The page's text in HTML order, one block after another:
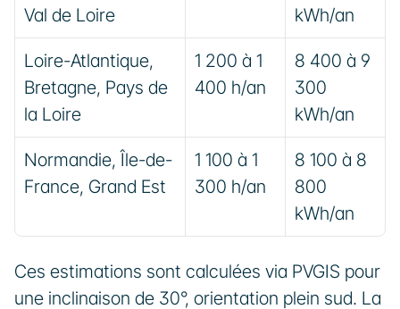
Val de Loire
kWh/an
Loire-Atlantique,
Bretagne, Pays de
la Loire
1 200 à 1
400 h/an
8 400 à 9
300
kWh/an
Normandie, Île-de-
France, Grand Est
1 100 à 1
300 h/an
8 100 à 8
800
kWh/an
Ces estimations sont calculées via PVGIS pour
une inclinaison de 30°, orientation plein sud. La